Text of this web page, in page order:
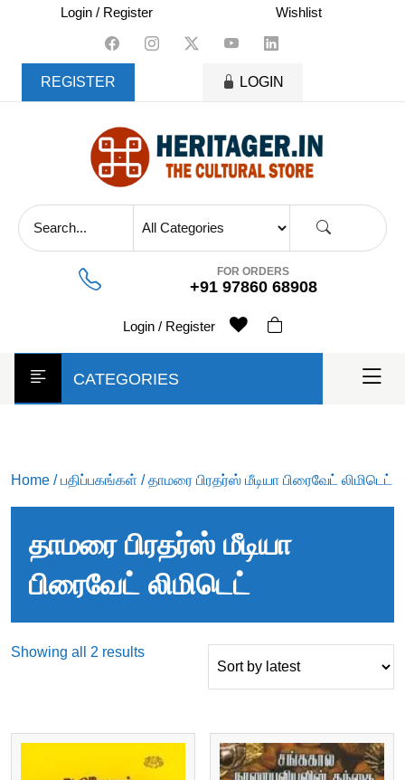
content
Login / Register Wishlist
REGISTER LOGIN
FOR ORDERS
+91 97860 68908
Login / Register
CATEGORIES
Home /பதிப்பகங்கள் / தாமரை பிரதர்ஸ் மீடியா பிரைவேட் லிமிடெட்
தாமரை பிரதர்ஸ் மீடியா
பிரைவேட் லிமிடெட்
Showing all 2 resultsSorted